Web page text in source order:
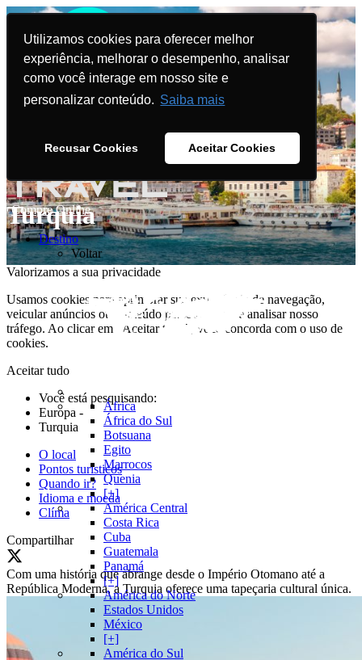
Utilizamos cookies para oferecer melhor
experiência, melhorar o desempenho, analisar
como você interage em nosso site e
personalizar conteúdo. Saiba mais
Recusar Cookies Aceitar Cookies
Compre Online
Destino
Voltar
África
África do Sul
Botsuana
Egito
Marrocos
Quenia
[+]
América Central
Costa Rica
Cuba
Guatemala
Panamá
[+]
América do Norte
Estados Unidos
México
[+]
América do Sul
Turquia
Valorizamos a sua privacidade
Usamos cookies para aprimorar sua experiência de navegação,
veicular anúncios ou conteúdo personalizado e analisar nosso
tráfego. Ao clicar em "Aceitar tudo", você concorda com o uso de
cookies.
Aceitar tudo
Você está pesquisando:
Europa -
Turquia
O local
Pontos turísticos
Quando ir?
Idioma e moeda
Clíma
Compartilhar
Com uma história que abrange desde o Império Otomano até a
República Moderna, a Turquia oferece uma tapeçaria cultural única.